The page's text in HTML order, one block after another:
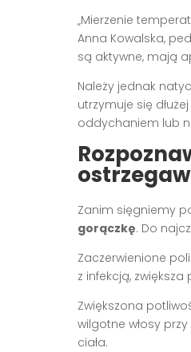
„Mierzenie
Anna Kowalska,
są aktywne, mają
Należy jednak
utrzymuje się
oddychaniem lub
Zanim sięgniemy
gorączkę. Do
Zaczerwienione
z infekcją,
Zwiększona
wilgotne włosy
ciała.